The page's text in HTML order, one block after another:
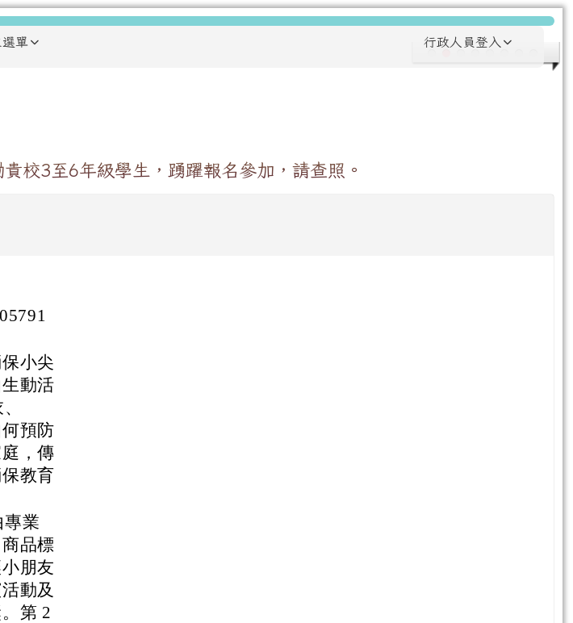
選單 行政人員登入
校3至6年級學生，踴躍報名參加，請查照。
小尖
動活
預防
，傳
教育
專業
品標
朋友
動及
第 2